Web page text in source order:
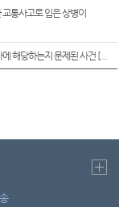
통사고로 입은 상병이
해당하는지 문제된 사건 [...